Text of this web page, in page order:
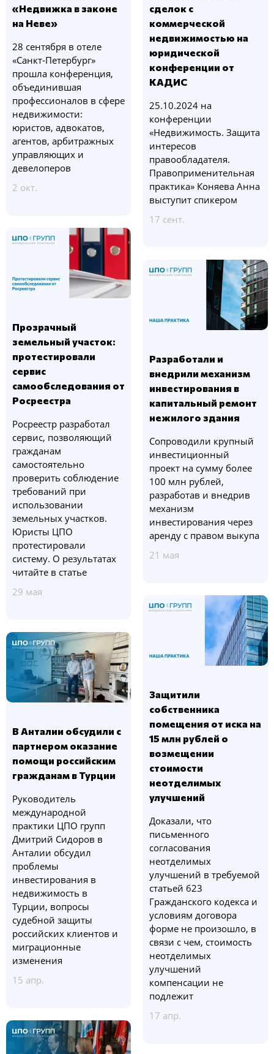
«Недвижка в законе
на Неве»
28 сентября в отеле
«Санкт-Петербург»
прошла конференция,
объединившая
профессионалов в сфере
недвижимости:
юристов, адвокатов,
агентов, арбитражных
управляющих и
девелоперов
2 окт.
сделок с
коммерческой
недвижимостью на
юридической
конференции от
КАДИС
25.10.2024 на
конференции
«Недвижимость. Защита
интересов
правообладателя.
Правоприменительная
практика» Коняева Анна
выступит спикером
17 сент.
Прозрачный
земельный участок:
протестировали
сервис
самообследования от
Росреестра
Росреестр разработал
сервис, позволяющий
гражданам
самостоятельно
проверить соблюдение
требований при
использовании
земельных участков.
Юристы ЦПО
протестировали
систему. О результатах
читайте в статье
29 мая
Разработали и
внедрили механизм
инвестирования в
капитальный ремонт
нежилого здания
Сопроводили крупный
инвестиционный
проект на сумму более
100 млн рублей,
разработав и внедрив
механизм
инвестирования через
аренду с правом выкупа
21 мая
Защитили
собственника
помещения от иска на
15 млн рублей о
возмещении
стоимости
неотделимых
улучшений
Доказали, что
письменного
согласования
неотделимых
улучшений в требуемой
статьей 623
Гражданского кодекса и
условиям договора
форме не произошло, в
связи с чем, стоимость
неотделимых
улучшений
компенсации не
подлежит
17 апр.
В Анталии обсудили с
партнером оказание
помощи российским
гражданам в Турции
Руководитель
международной
практики ЦПО групп
Дмитрий Сидоров в
Анталии обсудил
проблемы
инвестирования в
недвижимость в
Турции, вопросы
судебной защиты
российских клиентов и
миграционные
изменения
15 апр.